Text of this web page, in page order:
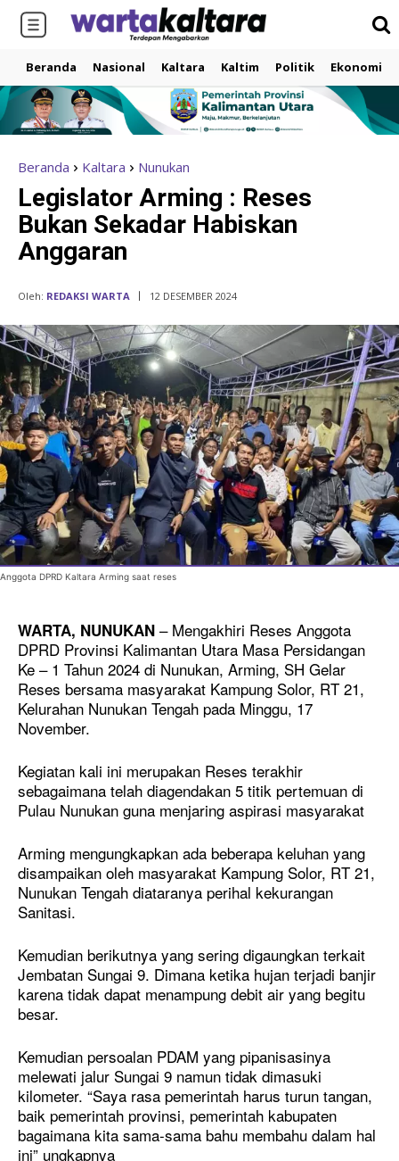
Beranda Nasional Kaltara Kaltim Politik Ekonomi
Beranda Kaltara Nunukan
Legislator Arming : Reses
Bukan Sekadar Habiskan
Anggaran
Oleh: REDAKSI WARTA 12 DESEMBER 2024
Anggota DPRD Kaltara Arming saat reses
WARTA, NUNUKAN – Mengakhiri Reses Anggota
DPRD Provinsi Kalimantan Utara Masa Persidangan
Ke – 1 Tahun 2024 di Nunukan, Arming, SH Gelar
Reses bersama masyarakat Kampung Solor, RT 21,
Kelurahan Nunukan Tengah pada Minggu, 17
November.
Kegiatan kali ini merupakan Reses terakhir
sebagaimana telah diagendakan 5 titik pertemuan di
Pulau Nunukan guna menjaring aspirasi masyarakat
Arming mengungkapkan ada beberapa keluhan yang
disampaikan oleh masyarakat Kampung Solor, RT 21,
Nunukan Tengah diataranya perihal kekurangan
Sanitasi.
Kemudian berikutnya yang sering digaungkan terkait
Jembatan Sungai 9. Dimana ketika hujan terjadi banjir
karena tidak dapat menampung debit air yang begitu
besar.
Kemudian persoalan PDAM yang pipanisasinya
melewati jalur Sungai 9 namun tidak dimasuki
kilometer. “Saya rasa pemerintah harus turun tangan,
baik pemerintah provinsi, pemerintah kabupaten
bagaimana kita sama-sama bahu membahu dalam hal
ini” ungkapnya